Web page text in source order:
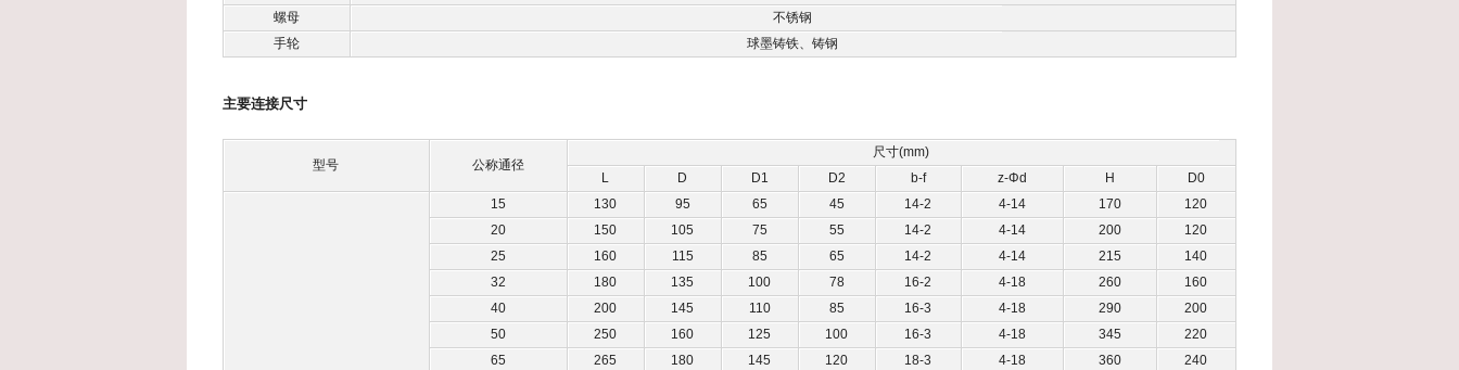
螺母
不锈钢
手轮
球墨铸铁、铸钢
主要连接尺寸
型号 公称通径
尺寸(mm)
L
D D1 D2 b-f z-Φd H D0
15 130 95 65 45 14-2 4-14 170
120
20
150 105 75 55 14-2 4-14 200
120
25
160 115 85 65 14-2 4-14 215
140
32
180 135 100 78 16-2 4-18 260
160
40
200 145 110 85 16-3 4-18 290
200
50
250 160 125 100 16-3 4-18 345
220
65
265 180 145 120 18-3 4-18 360
240